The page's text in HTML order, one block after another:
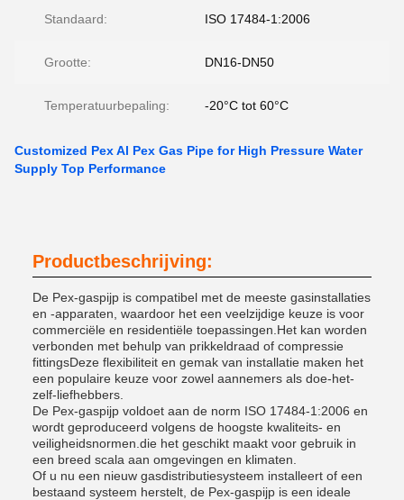
Standaard: ISO 17484-1:2006
Grootte: DN16-DN50
Temperatuurbepaling: -20°C tot 60°C
Customized Pex Al Pex Gas Pipe for High Pressure Water
Supply Top Performance
Productbeschrijving:
De Pex-gaspijp is compatibel met de meeste gasinstallaties
en -apparaten, waardoor het een veelzijdige keuze is voor
commerciële en residentiële toepassingen.Het kan worden
verbonden met behulp van prikkeldraad of compressie
fittingsDeze flexibiliteit en gemak van installatie maken het
een populaire keuze voor zowel aannemers als doe-het-
zelf-liefhebbers.
De Pex-gaspijp voldoet aan de norm ISO 17484-1:2006 en
wordt geproduceerd volgens de hoogste kwaliteits- en
veiligheidsnormen.die het geschikt maakt voor gebruik in
een breed scala aan omgevingen en klimaten.
Of u nu een nieuw gasdistributiesysteem installeert of een
bestaand systeem herstelt, de Pex-gaspijp is een ideale